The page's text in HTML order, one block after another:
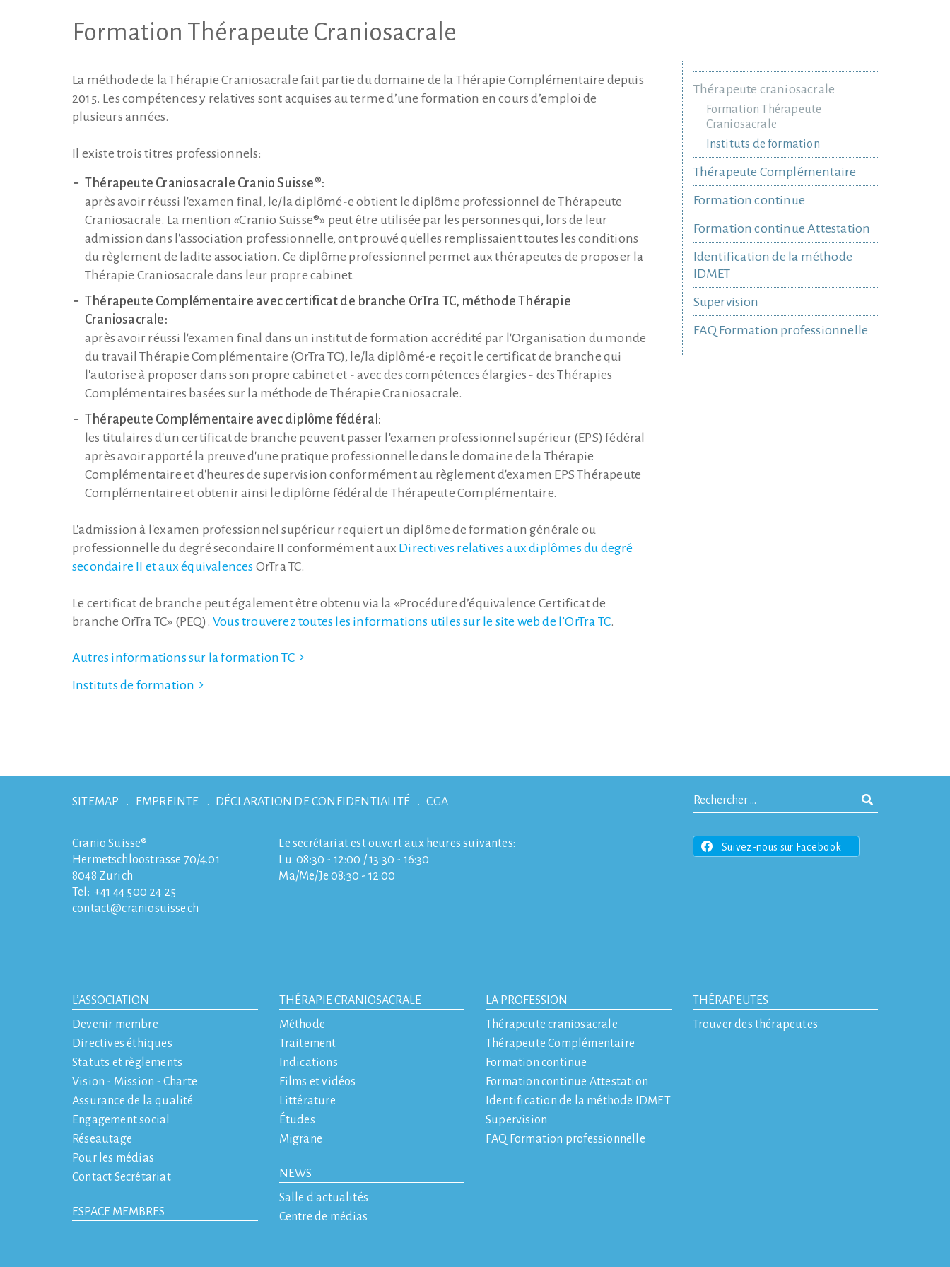
Formation Thérapeute Craniosacrale
La méthode de la Thérapie Craniosacrale fait partie du domaine de la Thérapie Complémentaire depuis
2015. Les compétences y relatives sont acquises au terme d’une formation en cours d’emploi de
plusieurs années.
Il existe trois titres professionnels:
Thérapeute Craniosacrale Cranio Suisse®:
après avoir réussi l'examen final, le/la diplômé-e obtient le diplôme professionnel de Thérapeute
Craniosacrale. La mention «Cranio Suisse®» peut être utilisée par les personnes qui, lors de leur
admission dans l'association professionnelle, ont prouvé qu'elles remplissaient toutes les conditions
du règlement de ladite association. Ce diplôme professionnel permet aux thérapeutes de proposer la
Thérapie Craniosacrale dans leur propre cabinet.
Thérapeute Complémentaire avec certificat de branche OrTra TC, méthode Thérapie
Craniosacrale:
après avoir réussi l'examen final dans un institut de formation accrédité par l'Organisation du monde
du travail Thérapie Complémentaire (OrTra TC), le/la diplômé-e reçoit le certificat de branche qui
l'autorise à proposer dans son propre cabinet et - avec des compétences élargies - des Thérapies
Complémentaires basées sur la méthode de Thérapie Craniosacrale.
Thérapeute Complémentaire avec diplôme fédéral:
les titulaires d'un certificat de branche peuvent passer l'examen professionnel supérieur (EPS) fédéral
après avoir apporté la preuve d'une pratique professionnelle dans le domaine de la Thérapie
Complémentaire et d'heures de supervision conformément au règlement d'examen EPS Thérapeute
Complémentaire et obtenir ainsi le diplôme fédéral de Thérapeute Complémentaire.
L'admission à l'examen professionnel supérieur requiert un diplôme de formation générale ou
professionnelle du degré secondaire II conformément aux Directives relatives aux diplômes du degré
secondaire II et aux équivalences OrTra TC.
Le certificat de branche peut également être obtenu via la «Procédure d’équivalence Certificat de
branche OrTra TC» (PEQ). Vous trouverez toutes les informations utiles sur le site web de l’OrTra TC.
Autres informations sur la formation TC
Instituts de formation
Thérapeute craniosacrale
Formation Thérapeute
Craniosacrale
Instituts de formation
Thérapeute Complémentaire
Formation continue
Formation continue Attestation
Identification de la méthode
IDMET
Supervision
FAQ Formation professionnelle
SITEMAP EMPREINTE DÉCLARATION DE CONFIDENTIALITÉ CGA
Cranio Suisse®
Hermetschloostrasse 70/4.01
8048 Zurich
Tel: +41 44 500 24 25
contact
craniosuisse.ch
Le secrétariat est ouvert aux heures suivantes:
Lu. 08:30 - 12:00 / 13:30 - 16:30
Ma/Me/Je 08:30 - 12:00
Suivez-nous sur Facebook
L’ASSOCIATION
Devenir membre
Directives éthiques
Statuts et règlements
Vision - Mission - Charte
Assurance de la qualité
Engagement social
Réseautage
Pour les médias
Contact Secrétariat
ESPACE MEMBRES
THÉRAPIE CRANIOSACRALE
Méthode
Traitement
Indications
Films et vidéos
Littérature
Études
Migräne
NEWS
Salle d'actualités
Centre de médias
LA PROFESSION
Thérapeute craniosacrale
Thérapeute Complémentaire
Formation continue
Formation continue Attestation
Identification de la méthode IDMET
Supervision
FAQ Formation professionnelle
THÉRAPEUTES
Trouver des thérapeutes